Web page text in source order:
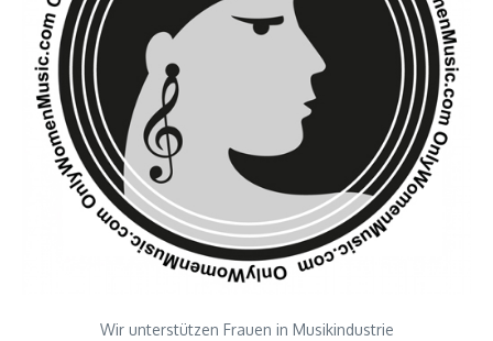
Wir unterstützen Frauen in Musikindustrie